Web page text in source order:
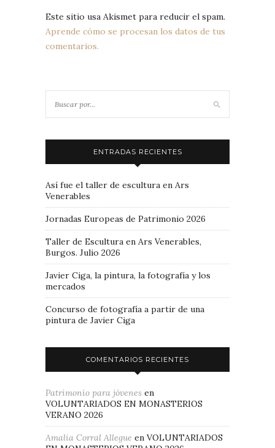
Este sitio usa Akismet para reducir el spam.
Aprende cómo se procesan los datos de tus
comentarios.
ENTRADAS RECIENTES
Así fue el taller de escultura en Ars
Venerables
Jornadas Europeas de Patrimonio 2026
Taller de Escultura en Ars Venerables,
Burgos. Julio 2026
Javier Ciga, la pintura, la fotografía y los
mercados
Concurso de fotografía a partir de una
pintura de Javier Ciga
COMENTARIOS RECIENTES
Patrimonio para jóvenes en
VOLUNTARIADOS EN MONASTERIOS
VERANO 2026
Amalia Corral Allegue en VOLUNTARIADOS